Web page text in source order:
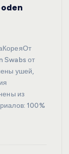
Swabs от
ушей,
из
100%